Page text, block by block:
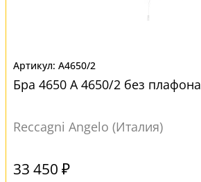
A4650/2
Бра 4650 A 4650/2 без плафона
Reccagni Angelo (Италия)
33 450 ₽